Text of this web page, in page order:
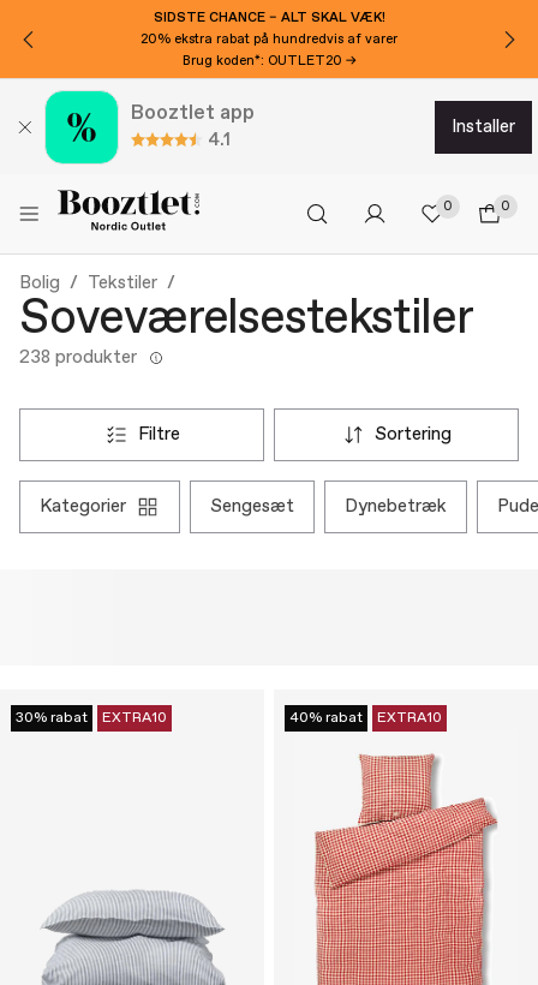
Tilmeld dig nyhedsbrevet!
Booztlet app
4.1
installer
0 0
Bolig Tekstiler
Soveværelsestekstiler
238 produkter
filtre sortering
kategorier sengesæt dynebetræk
30% rabat EXTRA10 40% rabat EXTRA10